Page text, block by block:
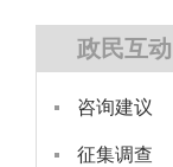
政民互动
咨询建议
征集调查